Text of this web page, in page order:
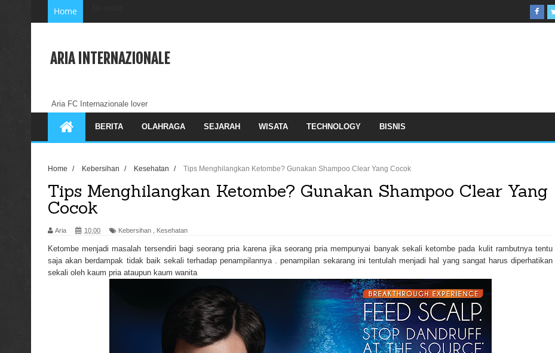
Home
ARIA INTERNAZIONALE
Aria FC Internazionale lover
BERITA OLAHRAGA SEJARAH WISATA TECHNOLOGY BISNIS
Home / Kebersihan / Kesehatan / Tips Menghilangkan Ketombe? Gunakan Shampoo Clear Yang Cocok
Tips Menghilangkan Ketombe? Gunakan Shampoo Clear Yang
Cocok
Aria 10.00 Kebersihan Kesehatan
Ketombe menjadi masalah tersendiri bagi seorang pria karena jika seorang pria mempunyai banyak sekali ketombe pada kulit rambutnya tentu
saja akan berdampak tidak baik sekali terhadap penampilannya . penampilan sekarang ini tentulah menjadi hal yang sangat harus diperhatikan
sekali oleh kaum pria ataupun kaum wanita